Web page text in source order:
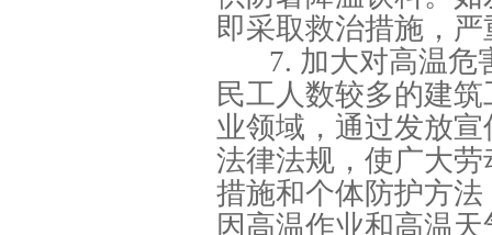
即采取救治措施，
7. 加大对高温危
民工人数较多的建
业领域，通过发放
法律法规，使广大
措施和个体防护方
因高温作业和高温